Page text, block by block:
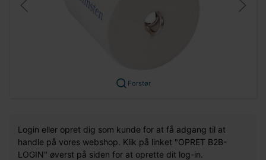
Forstør
Login eller opret dig som kunde for at få adgang til at
handle på vores webshop. Klik på linket "OPRET B2B-
LOGIN" øverst på siden for at oprette dit log-in.